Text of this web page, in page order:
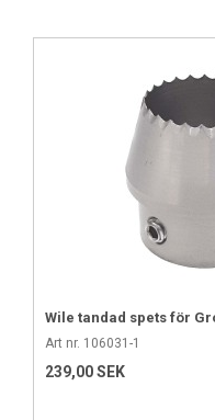
Nedan finner du flera
producerar rätt mängd
Wile tandad spets för
Art nr. 106031-1
239,00 SEK